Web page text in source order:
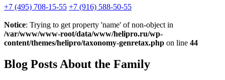
+7 (495) 708-15-55 +7 (916) 588-50-55
Notice: Trying to get property 'name' of non-object in
/var/www/www-root/data/www/helipro.ru/wp-
content/themes/helipro/taxonomy-genretax.php on line 44
Blog Posts About the Family